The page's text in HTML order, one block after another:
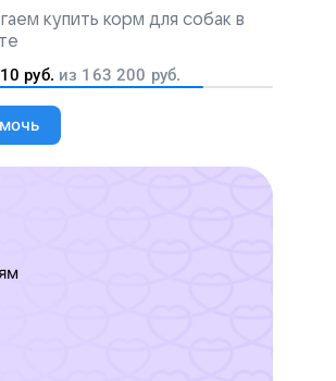
купить корм для собак в
руб. из 163 200 руб.